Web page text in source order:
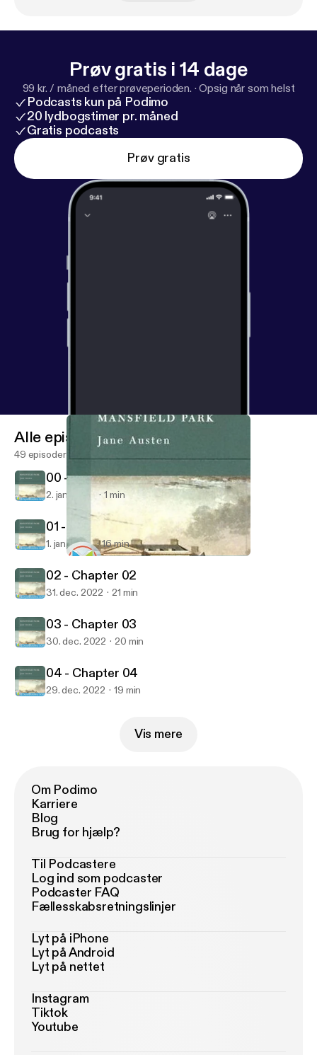
Prøv gratis i 14 dage
99 kr. / måned efter prøveperioden. ·Opsig når som helst
Podcasts kun på Podimo
20 lydbogstimer pr. måned
Gratis podcasts
Prøv gratis
Mansfield Park by Jane Austen
Alle episoder
49 episoder
00 - Dramatis Personae
2. jan. 2023 1 min
01 - Chapter 01
1. jan. 2023 16 min
02 - Chapter 02
31. dec. 2022 21 min
03 - Chapter 03
30. dec. 2022 20 min
04 - Chapter 04
29. dec. 2022 19 min
Vis mere
Om Podimo
Karriere
Blog
Brug for hjælp?
Til Podcastere
Log ind som podcaster
Podcaster FAQ
Fællesskabsretningslinjer
Lyt på iPhone
Lyt på Android
Lyt på nettet
Instagram
Tiktok
Youtube